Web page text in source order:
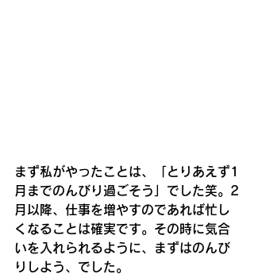
まず私がやったことは、「とりあえず1
月までのんびり過ごそう」でした笑。2
月以降、仕事を増やすのであれば忙し
くなることは確実です。その時に気合
いを入れられるように、まずはのんび
りしよう、でした。